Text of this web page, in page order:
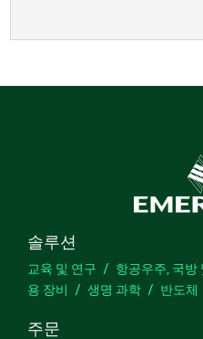
솔루션
교육 및 연구 항공우주, 국방
용 장비
생명 과학 반도체
주문